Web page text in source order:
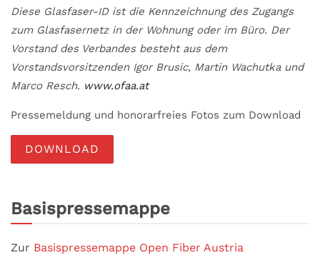
Diese Glasfaser-ID ist die Kennzeichnung des Zugangs
zum Glasfasernetz in der Wohnung oder im Büro. Der
Vorstand des Verbandes besteht aus dem
Vorstandsvorsitzenden Igor Brusic, Martin Wachutka und
Marco Resch. www.ofaa.at
Pressemeldung und honorarfreies Fotos zum Download
DOWNLOAD
Basispressemappe
Zur Basispressemappe Open Fiber Austria